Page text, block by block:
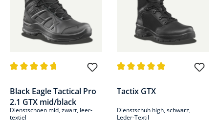
Black Eagle Tactical Pro
2.1 GTX mid/black
Dienstschoen mid, zwart, leer-
textiel
Tactix GTX
Dienstschuh high, schwarz,
Leder-Textil